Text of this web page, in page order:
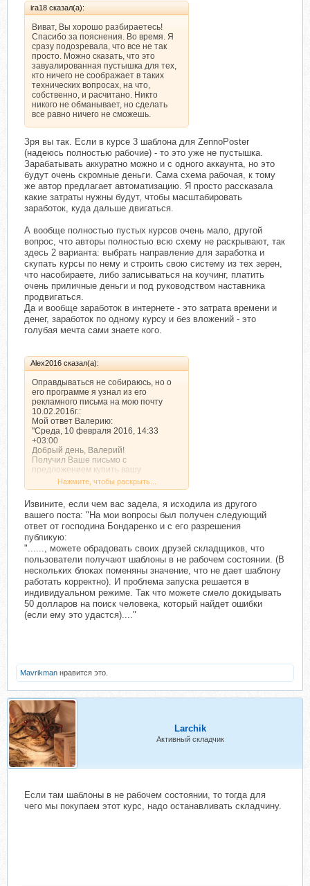
бесплатно.
Дальше Вам нужно будет оплатить
полную версию (3 400 рублей)."
Валерий Бондаренко просто знает
об этом форуме и просматривает
его.
Не ищите козла отпущения.
ira18 сказал(а):
Виват, Вы хорошо разбираетесь!
Спасибо за пояснения. Во время. Я
сразу подозревала, что все не так
просто. Можно сказать, что это
завуалированная пустышка для тех,
кто ничего не соображает в таких
технических вопросах, на что,
собственно, и расчитано. Никто
никого не обманывает, но сделать
все равно ничего не сможешь.
Зря вы так. Если в курсе 3 шаблона для ZennoPoster
(надеюсь полностью рабочие) - то это уже не пустышка.
Зарабатывать аккуратно можно и с одного аккаунта, но это
будут очень скромные деньги. Сама схема рабочая, к тому
же автор предлагает автоматизацию. Я просто рассказала
какие затраты нужны будут, чтобы масштабировать
заработок, куда дальше двигаться.
А вообще полностью пустых курсов очень мало, другой
вопрос, что авторы полностью всю схему не раскрывают, так
здесь 2 варианта: выбрать направление для заработка и
скупать курсы по нему и строить свою систему из тех зерен,
что насобираете, либо записываться на коучинг, платить
очень приличные деньги и под руководством наставника
продвигаться.
Да и вообще заработок в интернете - это затрата времени и
денег, заработок по одному курсу и без вложений - это
голубая мечта сами знаете кого.
Alex2016 сказал(а):
Оправдываться не собираюсь, но о
его программе я узнал из его
рекламного письма на мою почту
10.02.2016г.:
Мой ответ Валерию:
"Среда, 10 февраля 2016, 14:33
+03:00
Добрый день, Валерий!
Получил Ваше письмо с
предложением купить вашу
программу.
Я только что попался на мошенника
заработка для пенсионеров.
Он будущий фигурант уголовного
дела по 159 ст. УК РФ.
Чем вы и ваша программа
отличаетесь от него?
И почему ваша программа доступна
14 дней? Что дальше?
Программу, с помощью которой Вы
сможете запускать шаблоны
ProjektMaker. (Доступ на 14 дней)?"
"Здравствуйте. Программа не моя, но
у меня есть возможность по инвайту
дать доступ к ней на 14 дней
бесплатно.
Дальше Вам нужно будет оплатить
полную версию (3 400 рублей)."
Валерий Бондаренко просто знает
об этом форуме и просматривает
его.
Не ищите козла отпущения.
Нажмите, чтобы раскрыть...
Извините, если чем вас задела, я исходила из другого
вашего поста: "На мои вопросы был получен следующий
ответ от господина Бондаренко и с его разрешения
публикую:
"......, можете обрадовать своих друзей складщиков, что
пользователи получают шаблоны в не рабочем состоянии. (В
нескольких блоках поменяны значение, что не дает шаблону
работать корректно). И проблема запуска решается в
индивидуальном режиме. Так что можете смело докидывать
50 долларов на поиск человека, который найдет ошибки
(если ему это удастся)...."
Mavrikman нравится это.
Larchik
Активный складчик
Если там шаблоны в не рабочем состоянии, то тогда для
чего мы покупаем этот курс, надо останавливать складчину.